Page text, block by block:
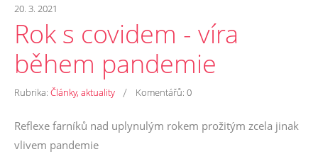
20. 3. 2021
Rok s covidem - víra
během pandemie
Rubrika: Články, aktuality / Komentářů: 0
Reflexe farníků nad uplynulým rokem prožitým zcela jinak
vlivem pandemie